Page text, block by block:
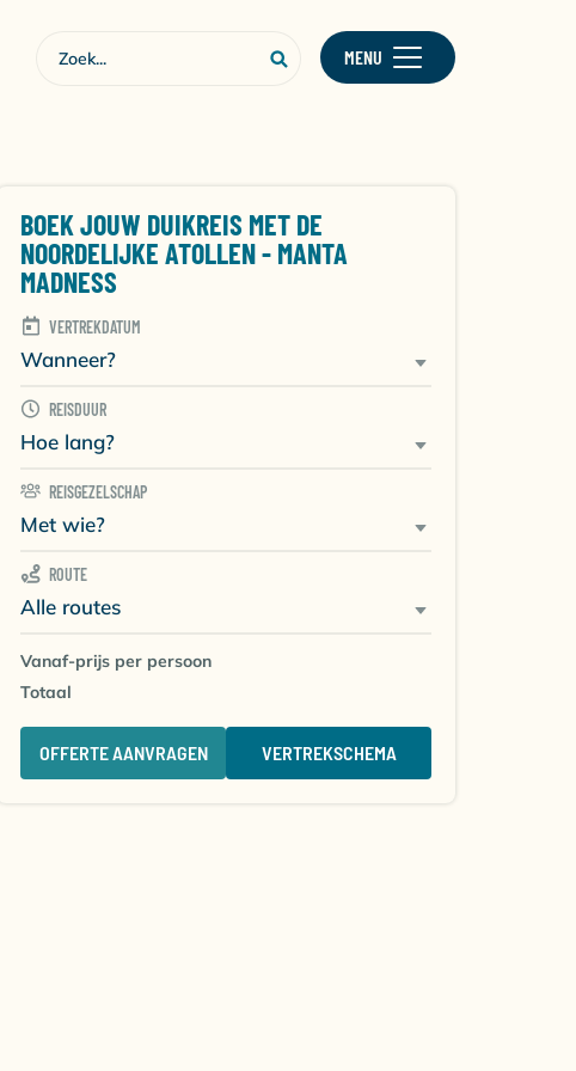
MENU
BOEK JOUW DUIKREIS MET DE
NOORDELIJKE ATOLLEN - MANTA
MADNESS
VERTREKDATUM
Wanneer?
REISDUUR
Hoe lang?
REISGEZELSCHAP
Met wie?
ROUTE
Alle routes
Vanaf-prijs per persoon
Totaal
OFFERTE AANVRAGEN VERTREKSCHEMA